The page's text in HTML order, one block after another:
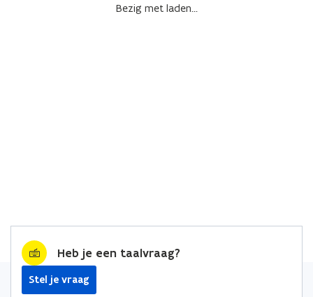
Bezig met laden...
Heb je een taalvraag?
Stel je vraag